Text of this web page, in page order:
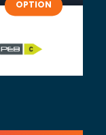
OPTION